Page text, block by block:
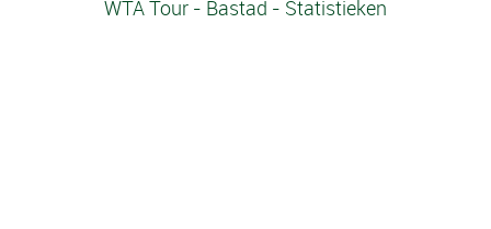
WTA Tour - Bastad - Statistieken